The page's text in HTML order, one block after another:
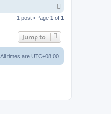
p
1 post • Page 1 of 1
Jump to
All times are UTC+08:00